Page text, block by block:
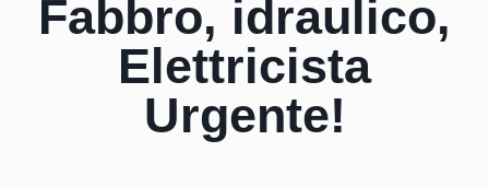
Fabbro, idraulico,
Elettricista
Urgente!